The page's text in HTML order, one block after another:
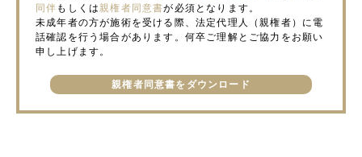
同伴 もしくは親権者同意書が必須となります。
未成年者の方が施術を受ける際、法定代理人（親権者）に電
話確認を行う場合があります。何卒ご理解とご協力をお願い
申し上げます。
親権者同意書をダウンロード